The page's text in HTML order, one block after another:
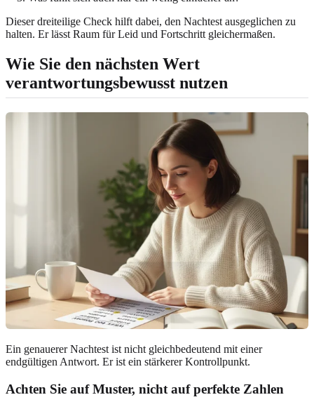
Dieser dreiteilige Check hilft dabei, den Nachtest ausgeglichen zu
halten. Er lässt Raum für Leid und Fortschritt gleichermaßen.
Wie Sie den nächsten Wert
verantwortungsbewusst nutzen
Ein genauerer Nachtest ist nicht gleichbedeutend mit einer
endgültigen Antwort. Er ist ein stärkerer Kontrollpunkt.
Achten Sie auf Muster, nicht auf perfekte Zahlen